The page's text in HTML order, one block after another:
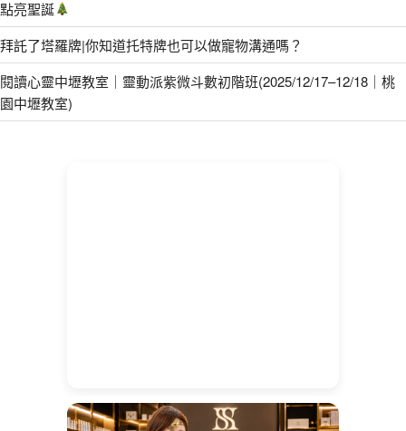
點亮聖誕
拜託了塔羅牌|你知道托特牌也可以做寵物溝通嗎？
閱讀心靈中壢教室｜靈動派紫微斗數初階班(2025/12/17–12/18｜桃
園中壢教室)